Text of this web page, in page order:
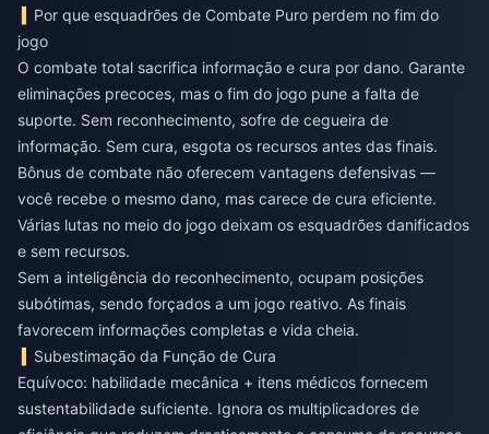
Por que esquadrões de Combate Puro perdem no fim do
jogo
O combate total sacrifica informação e cura por dano. Garante
eliminações precoces, mas o fim do jogo pune a falta de
suporte. Sem reconhecimento, sofre de cegueira de
informação. Sem cura, esgota os recursos antes das finais.
Bônus de combate não oferecem vantagens defensivas —
você recebe o mesmo dano, mas carece de cura eficiente.
Várias lutas no meio do jogo deixam os esquadrões danificados
e sem recursos.
Sem a inteligência do reconhecimento, ocupam posições
subótimas, sendo forçados a um jogo reativo. As finais
favorecem informações completas e vida cheia.
Subestimação da Função de Cura
Equívoco: habilidade mecânica + itens médicos fornecem
sustentabilidade suficiente. Ignora os multiplicadores de